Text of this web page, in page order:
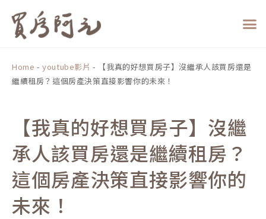
Home -youtube影片 -
【我真的好想買房子】沒繼承人該買房還是
繼續租房？這個房產決策直接影響你的未來！
【我真的好想買房子】沒繼
承人該買房還是繼續租房？
這個房產決策直接影響你的
未來！